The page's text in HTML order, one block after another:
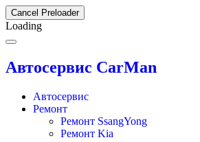
Cancel Preloader
Loading
Автосервис CarMan
Автосервис
Ремонт
Ремонт SsangYong
Ремонт Kia